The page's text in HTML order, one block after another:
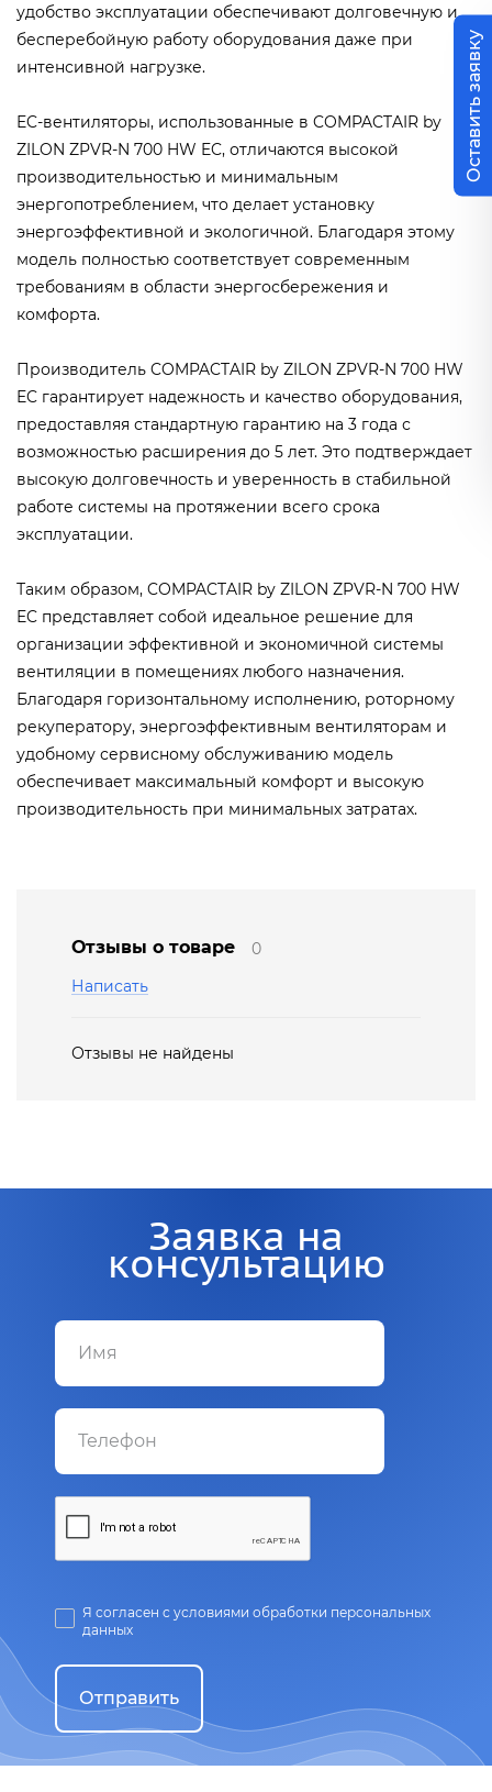
удобство эксплуатации обеспечивают долговечную и
бесперебойную работу оборудования даже при
интенсивной нагрузке.
EC-вентиляторы, использованные в COMPACTAIR by
ZILON ZPVR-N 700 HW EC, отличаются высокой
производительностью и минимальным
энергопотреблением, что делает установку
энергоэффективной и экологичной. Благодаря этому
модель полностью соответствует современным
требованиям в области энергосбережения и
комфорта.
Производитель COMPACTAIR by ZILON ZPVR-N 700 HW
EC гарантирует надежность и качество оборудования,
предоставляя стандартную гарантию на 3 года с
возможностью расширения до 5 лет. Это подтверждает
высокую долговечность и уверенность в стабильной
работе системы на протяжении всего срока
эксплуатации.
Таким образом, COMPACTAIR by ZILON ZPVR-N 700 HW
EC представляет собой идеальное решение для
организации эффективной и экономичной системы
вентиляции в помещениях любого назначения.
Благодаря горизонтальному исполнению, роторному
рекуператору, энергоэффективным вентиляторам и
удобному сервисному обслуживанию модель
обеспечивает максимальный комфорт и высокую
производительность при минимальных затратах.
Отзывы о товаре
0
Написать
Отзывы не найдены
Заявка на
консультацию
Я согласен с условиями обработки персональных
данных
Отправить
Оставить заявку